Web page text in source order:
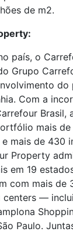
de m2.
país, o
Grupo
Com a
Brasil,
mais de
mais de 430
Property
em 19
com mais de
centers —
Paulo.